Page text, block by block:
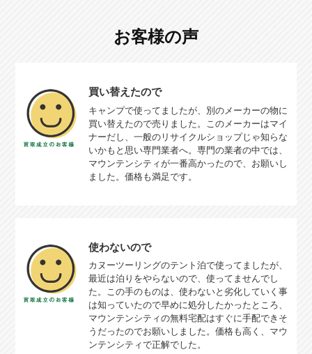
お客様の声
買い替えたので
キャンプで使ってましたが、別のメーカーの物に
買い替えたので売りました。このメーカーはマイ
ナーだし、一般のリサイクルショップじゃ知らな
いかもと思い専門業者へ。専門の業者の中では、
マウンテンシティが一番高かったので、お願いし
ました。価格も満足です。
使わないので
カヌーツーリングのテント泊で使ってましたが、
最近は泊りをやらないので、使ってませんでし
た。この手のものは、使わないと劣化していく事
は知っていたので早めに処分したかったところ、
マウンテンシティの無料宅配はすぐに手配できそ
うだったのでお願いしました。価格も高く、マウ
ンテンシティで正解でした。